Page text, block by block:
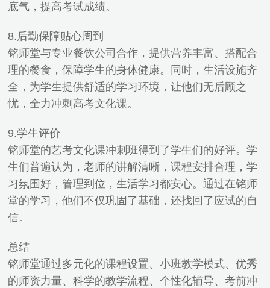
底气，提高考试成绩。
8.后勤保障贴心周到
铭师堂与专业餐饮公司合作，提供营养丰富、搭配合
理的餐食，保障学生的身体健康。同时，生活设施齐
全，为学生提供舒适的学习环境，让他们无后顾之
忧，全力冲刺高考文化课。
9.学生评价
铭师堂的艺考文化课冲刺班得到了学生们的好评。学
生们普遍认为，老师的讲解清晰，课程安排合理，学
习氛围好，管理到位，生活学习都安心。通过在铭师
堂的学习，他们不仅巩固了基础，还找回了应试的自
信。
总结
铭师堂通过多元化的课程设置、小班教学模式、优秀
的师资力量、科学的教学流程、个性化辅导、考前冲